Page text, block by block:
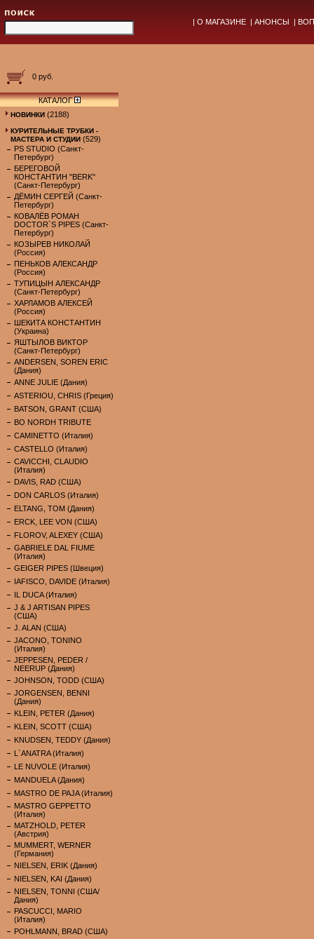
| О МАГАЗИНЕ | АНОНСЫ |
0 руб.
КАТАЛОГ
НОВИНКИ (2188)
КУРИТЕЛЬНЫЕ ТРУБКИ -
МАСТЕРА И СТУДИИ (529)
PS STUDIO (Санкт-
Петербург)
БЕРЕГОВОЙ
КОНСТАНТИН "BERK"
(Санкт-Петербург)
ДЁМИН СЕРГЕЙ (Санкт-
Петербург)
КОВАЛЁВ РОМАН
DOCTOR`S PIPES (Санкт-
Петербург)
КОЗЫРЕВ НИКОЛАЙ
(Россия)
ПЕНЬКОВ АЛЕКСАНДР
(Россия)
ТУПИЦЫН АЛЕКСАНДР
(Санкт-Петербург)
ХАРЛАМОВ АЛЕКСЕЙ
(Россия)
ШЕКИТА КОНСТАНТИН
(Украина)
ЯШТЫЛОВ ВИКТОР
(Санкт-Петербург)
ANDERSEN, SOREN ERIC
(Дания)
ANNE JULIE (Дания)
ASTERIOU, CHRIS (Греция)
BATSON, GRANT (США)
BO NORDH TRIBUTE
CAMINETTO (Италия)
CASTELLO (Италия)
CAVICCHI, CLAUDIO
(Италия)
DAVIS, RAD (США)
DON CARLOS (Италия)
ELTANG, TOM (Дания)
ERCK, LEE VON (США)
FLOROV, ALEXEY (США)
GABRIELE DAL FIUME
(Италия)
GEIGER PIPES (Швеция)
IAFISCO, DAVIDE (Италия)
IL DUCA (Италия)
J & J ARTISAN PIPES
(США)
J. ALAN (США)
JACONO, TONINO
(Италия)
JEPPESEN, PEDER /
NEERUP (Дания)
JOHNSON, TODD (США)
JORGENSEN, BENNI
(Дания)
KLEIN, PETER (Дания)
KLEIN, SCOTT (США)
KNUDSEN, TEDDY (Дания)
L`ANATRA (Италия)
LE NUVOLE (Италия)
MANDUELA (Дания)
MASTRO DE PAJA (Италия)
MASTRO GEPPETTO
(Италия)
MATZHOLD, PETER
(Австрия)
MUMMERT, WERNER
(Германия)
NIELSEN, ERIK (Дания)
NIELSEN, KAI (Дания)
NIELSEN, TONNI (США/
Дания)
PASCUCCI, MARIO
(Италия)
POHLMANN, BRAD (США)